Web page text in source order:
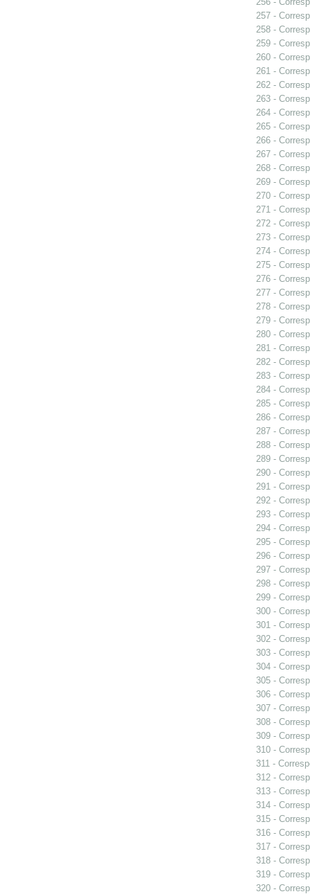
257 -
258 -
259 -
260 -
261 -
262 -
263 -
264 -
265 -
266 -
267 -
268 -
269 -
270 -
271 -
272 -
273 -
274 -
275 -
276 -
277 -
278 -
279 -
280 -
281 -
282 -
283 -
284 -
285 -
286 -
287 -
288 -
289 -
290 -
291 -
292 -
293 -
294 -
295 -
296 -
297 -
298 -
299 -
300 -
301 -
302 -
303 -
304 -
305 -
306 -
307 -
308 -
309 -
310 -
311 -
312 -
313 -
314 -
315 -
316 -
317 -
318 -
319 -
320 -